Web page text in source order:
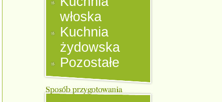
włoska
Kuchnia
żydowska
Pozostałe